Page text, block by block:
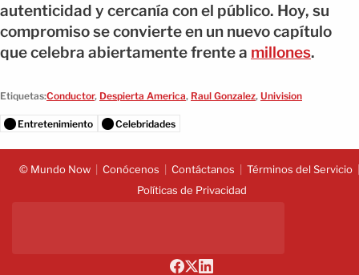
autenticidad y cercanía con el público. Hoy, su
compromiso se convierte en un nuevo capítulo
que celebra abiertamente frente a millones.
Etiquetas:Conductor, Despierta America, Raul Gonzalez, Univision
Entretenimiento Celebridades
© Mundo Now Conócenos Contáctanos
Términos del Servicio
Políticas de Privacidad